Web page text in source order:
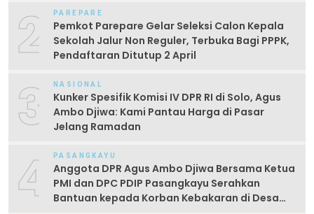
2 PAREPARE
Pemkot Parepare Gelar Seleksi Calon Kepala
Sekolah Jalur Non Reguler, Terbuka Bagi PPPK,
Pendaftaran Ditutup 2 April
3 NASIONAL
Kunker Spesifik Komisi IV DPR RI di Solo, Agus
Ambo Djiwa: Kami Pantau Harga di Pasar
Jelang Ramadan
4 PASANGKAYU
Anggota DPR Agus Ambo Djiwa Bersama Ketua
PMI dan DPC PDIP Pasangkayu Serahkan
Bantuan kepada Korban Kebakaran di Desa